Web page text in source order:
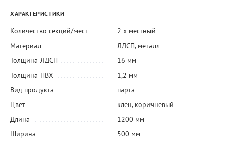
ХАРАКТЕРИСТИКИ
Количество секций/мест
2-х местный
Материал
ЛДСП, металл
Толщина ЛДСП
16 мм
Толщина ПВХ
1,2 мм
Вид продукта
парта
Цвет
клен, коричневый
Длина
1200 мм
Ширина
500 мм